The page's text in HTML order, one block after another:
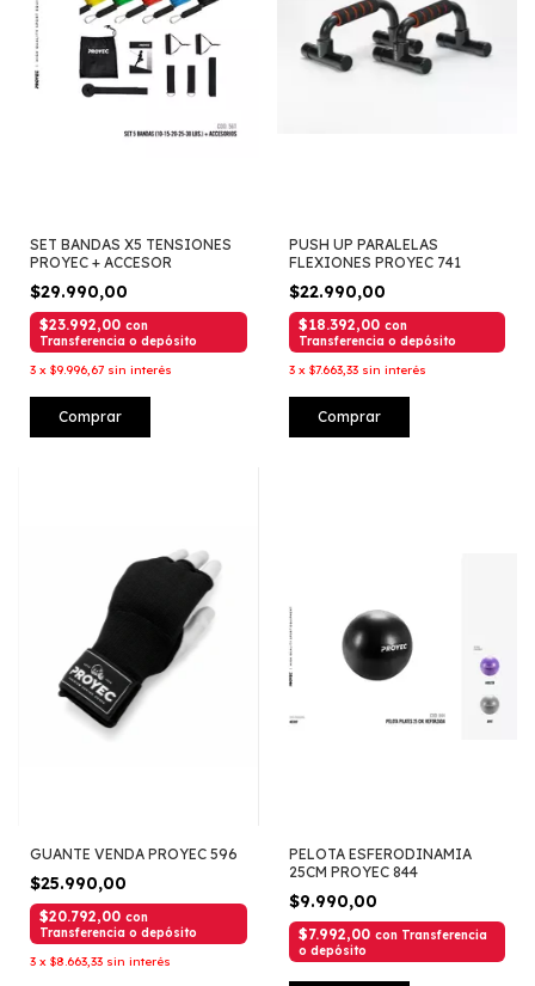
SET BANDAS X5 TENSIONES
PROYEC + ACCESOR
$29.990,00
$23.992,00 con
Transferencia o depósito
3 x $9.996,67 sin interés
Comprar
PUSH UP PARALELAS
FLEXIONES PROYEC 741
$22.990,00
$18.392,00 con
Transferencia o depósito
3 x $7.663,33 sin interés
Comprar
GUANTE VENDA PROYEC 596
$25.990,00
$20.792,00 con
Transferencia o depósito
3 x $8.663,33 sin interés
PELOTA ESFERODINAMIA
25CM PROYEC 844
$9.990,00
$7.992,00 con Transferencia
o depósito